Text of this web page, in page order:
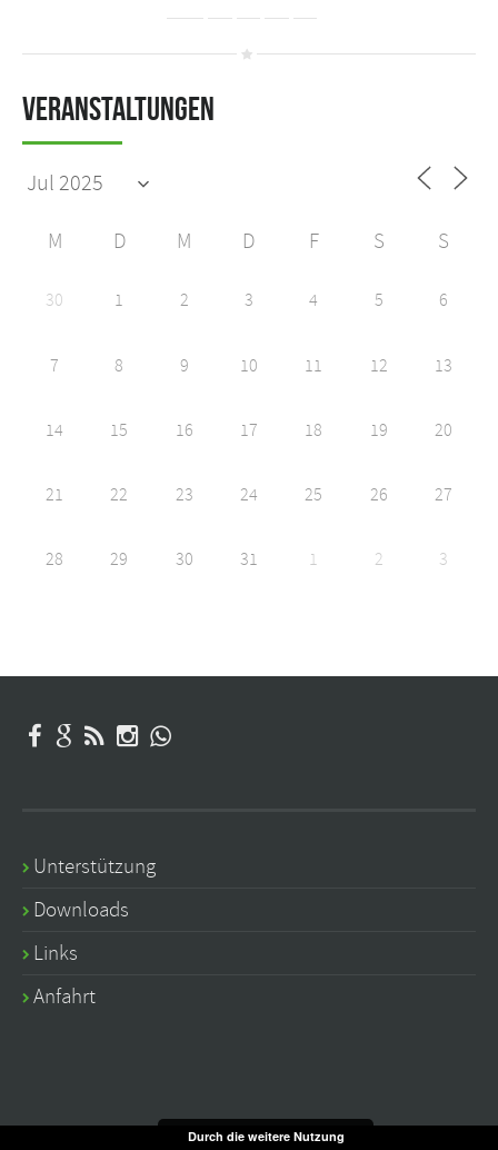
Veranstaltungen
M D M D F S S
30 1 2 3 4 5 6
7 8 9 10 11 12 13
14 15 16 17 18 19 20
21 22 23 24 25 26 27
28 29 30 31 1 2 3
Unterstützung
Downloads
Links
Anfahrt
Durch die weitere Nutzung